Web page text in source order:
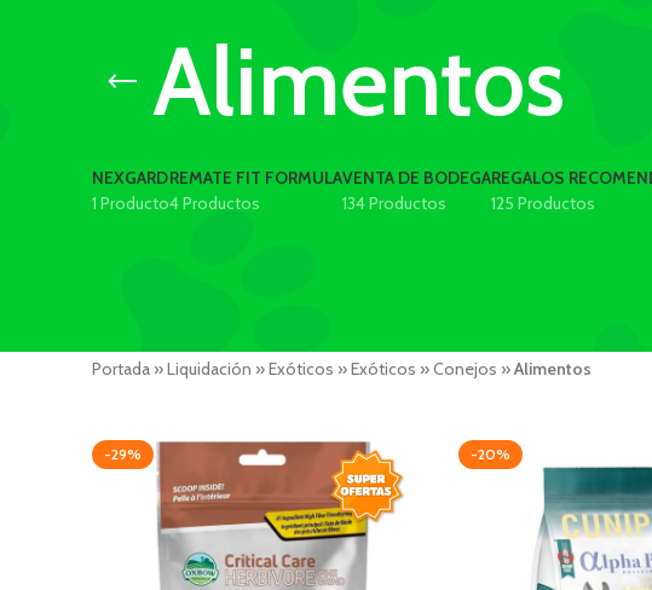
Alimentos
NEXGARD
1 Producto
REMATE FIT FORMULA
4 Productos
VENTA DE BODEGA
134 Productos
REGALOS
125 Productos
Portada »Liquidación »Exóticos »Exóticos »Conejos »Alimentos
-29% -20%